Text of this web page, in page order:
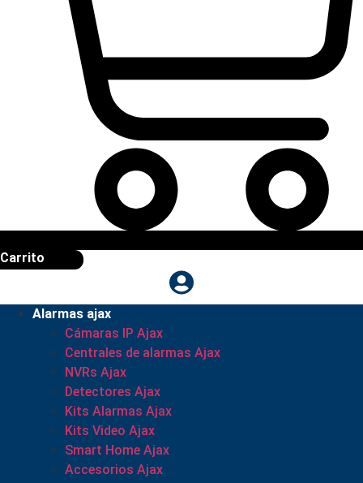
Carrito
Alarmas ajax
Cámaras IP Ajax
Centrales de alarmas Ajax
NVRs Ajax
Detectores Ajax
Kits Alarmas Ajax
Kits Video Ajax
Smart Home Ajax
Accesorios Ajax